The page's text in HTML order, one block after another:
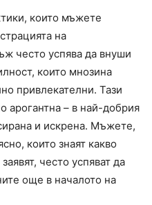
които мъжете
на
често успява да внуши
които мнозина
привлекателни. Тази
арогантна – в най-добрия
и искрена. Мъжете,
които знаят какво
често успяват да
още в началото на